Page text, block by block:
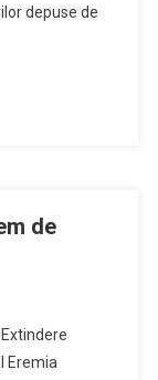
depuse de
de
Eremia